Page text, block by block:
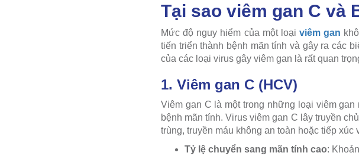
Tại sao viêm gan C và
Mức độ nguy hiểm của một loại viêm gan
tiến triển thành bệnh mãn tính và gây ra các
của các loại virus gây viêm gan là rất quan
1. Viêm gan C (HCV)
Viêm gan C là một trong những loại viêm
bệnh mãn tính. Virus viêm gan C lây truyền
trùng, truyền máu không an toàn hoặc tiếp xúc
Tỷ lệ chuyển sang mãn tính cao: